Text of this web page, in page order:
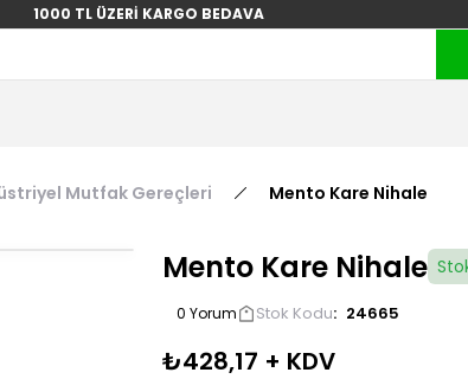
1000 TL ÜZERİ KARGO BEDAVA
Mutfak Gereçleri Mento Kare Nihale
Mento Kare Nihale
0 Yorum Stok Kodu 24665
₺428,17 + KDV